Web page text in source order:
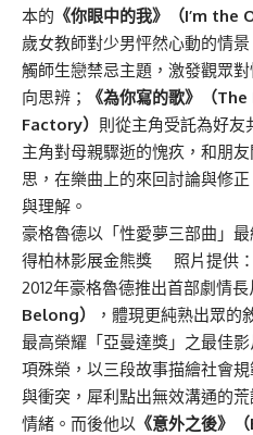
本的 《你眼中的我》（I’m the
歲女教師對少男怦然心動的情
觸師生戀禁忌主題，激發觀眾
向思辨；
《為你寫的歌》（
Factory） 則從主角受託為好友
主角對母親驟逝的愧疚，和朋
思，在樂曲上的來回討論與修
與理解。
豪格魯德以「性愛夢三部曲」
得柏林影展金熊獎 照片提供
2012年豪格魯德推出首部劇情長
Belong）
，體現更純熟出眾的
最高榮耀「亞曼達獎」之最佳
項殊榮，以三段故事描繪社會
與衝突，犀利點出無效溝通的
情緒。而後他以 《意外之後》